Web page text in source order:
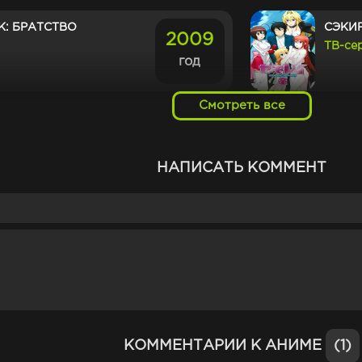
БРАТСТВО
2009
год
ТВ-
год
Смотреть все
НАПИСАТЬ КОММЕНТ
КОММЕНТАРИИ К АНИМЕ (1)